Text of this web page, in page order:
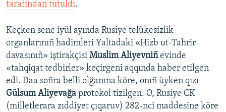
tarafından tutuldı.
Keçken sene iyül ayında Rusiye telükesizlik
organlarınıñ hadimleri Yaltadaki «Hizb ut-Tahrir
davasınıñ» iştirakçisi Muslim Aliyevniñevinde
«tahqiqat tedbirler» keçirgeni aqqında haber etilgen
edi. Daa soñra belli olğanına köre, onıñ üyken qızı
Gülsum Aliyevağa protokol tizilgen. O, Rusiye CK
(milletlerara zıddiyet çıqaruv) 282-nci maddesine köre